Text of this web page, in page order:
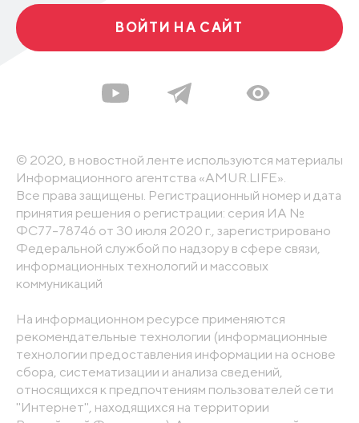
ВОЙТИ НА САЙТ
© 2020, в новостной ленте используются материалы
Информационного агентства «AMUR.LIFE».
Все права защищены. Регистрационный номер и дата
принятия решения о регистрации: серия ИА №
ФС77-78746 от 30 июля 2020 г., зарегистрировано
Федеральной службой по надзору в сфере связи,
информационных технологий и массовых
коммуникаций
На информационном ресурсе применяются
рекомендательные технологии (информационные
технологии предоставления информации на основе
сбора, систематизации и анализа сведений,
относящихся к предпочтениям пользователей сети
"Интернет", находящихся на территории